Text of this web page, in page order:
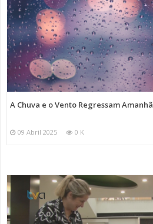
A Chuva e o Vento Regressam Amanhã
09 Abril 2025 0 K